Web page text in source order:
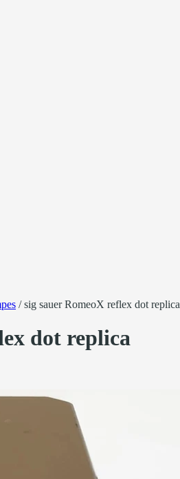
/sig sauer RomeoX reflex dot replica
dot replica